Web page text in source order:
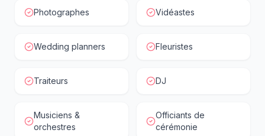
Photographes Vidéastes
Wedding planners Fleuristes
Traiteurs DJ
Musiciens &
orchestres
Officiants de
cérémonie